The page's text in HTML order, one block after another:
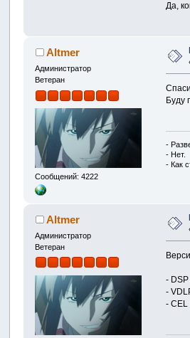
Да,
Altmer
Администратор
Ветеран
Сообщений: 4222
Буду
-
- Нет.
- Как
Altmer
Администратор
Ветеран
-
-
- CEL